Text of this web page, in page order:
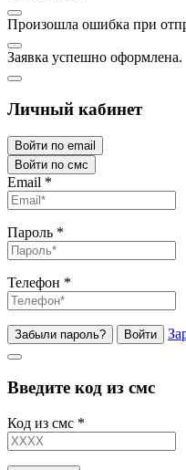
Произошла ошибка при
Заявка успешно оформлена.
Личный кабинет
Войти по email
Войти по смс
Email *
Пароль *
Телефон *
Забыли пароль? Войти
Введите код из смс
Код из смс *